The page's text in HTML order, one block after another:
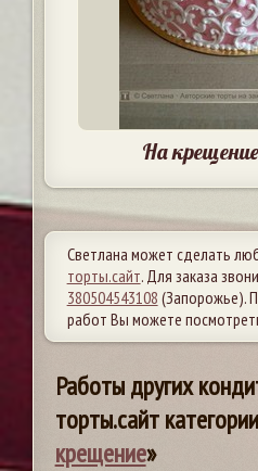
На
Светлана может сделать
торты.сайт. Для заказа
380504543108 (Запорожье).
работ Вы можете
Работы других
торты.сайт
крещение»